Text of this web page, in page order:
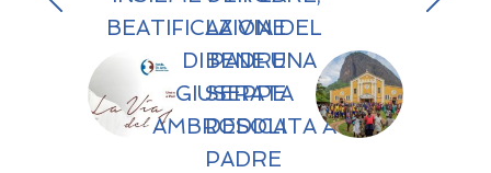
LA VIA DEL
BENE UNA
SERATA
DEDICATA A
PADRE
BEATIFICAZIONE
DI PADRE
GIUSEPPE
AMBROSOLI